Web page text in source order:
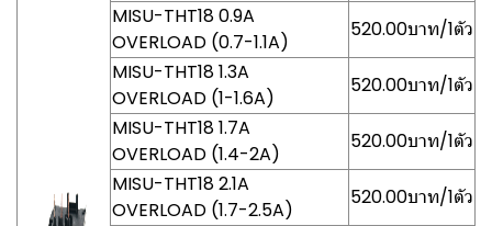
MISU-THT18 0.9A
OVERLOAD (0.7-1.1A)
520.00บาท/1ตัว
MISU-THT18 1.3A
OVERLOAD (1-1.6A)
520.00บาท/1ตัว
MISU-THT18 1.7A
OVERLOAD (1.4-2A)
520.00บาท/1ตัว
MISU-THT18 2.1A
OVERLOAD (1.7-2.5A)
520.00บาท/1ตัว